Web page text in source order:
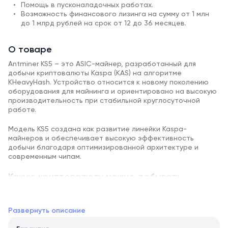
Помощь в пусконаладочных работах.
Возможность финансового лизинга на сумму от 1 млн
до 1 млрд рублей на срок от 12 до 36 месяцев.
О товаре
Antminer KS5 – это ASIC-майнер, разработанный для
добычи криптовалюты Kaspa (KAS) на алгоритме
KHeavyHash. Устройство относится к новому поколению
оборудования для майнинга и ориентировано на высокую
производительность при стабильной круглосуточной
работе.
Модель KS5 создана как развитие линейки Kaspa-
майнеров и обеспечивает высокую эффективность
добычи благодаря оптимизированной архитектуре и
современным чипам.
Какую криптовалюту можно добывать
Развернуть описание